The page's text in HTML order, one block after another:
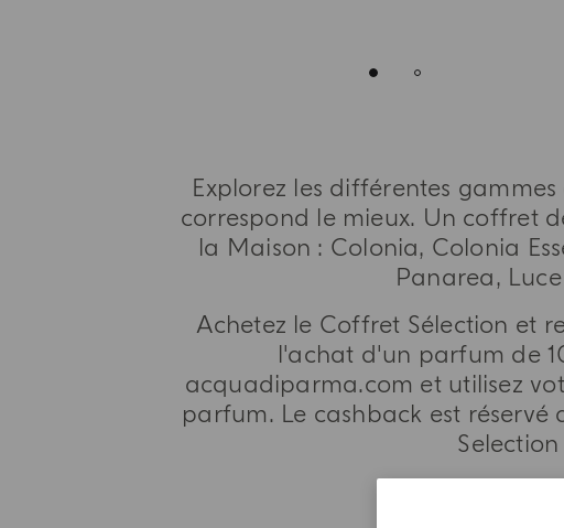
Explorez les différentes
correspond le mieux. Un coffret
la Maison : Colonia, Colonia
Panarea,
Achetez le Coffret Sélection et
l'achat d'un parfum de
acquadiparma.com et utilisez
parfum. Le cashback est réservé